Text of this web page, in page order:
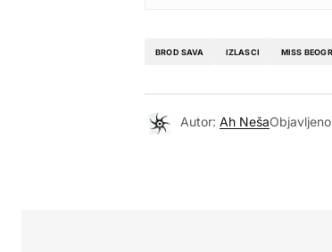
BROD SAVA IZLASCI MISS
Autor: Ah NešaObjavljeno